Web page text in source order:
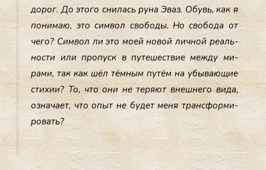
до­рог. До это­го сни­лась ру­на Эваз. Обувь, как я
по­нимаю, это сим­вол сво­боды. Но сво­бода от
че­го? Сим­вол ли это мо­ей но­вой лич­ной ре­аль­
нос­ти или про­пуск в пу­тешес­твие меж­ду ми­
рами, так как шёл тём­ным пу­тём на убы­ва­ющие
сти­хии? То, что они не те­ря­ют внеш­не­го ви­да,
оз­на­ча­ет, что опыт не бу­дет ме­ня тран­сфор­ми­
ровать?